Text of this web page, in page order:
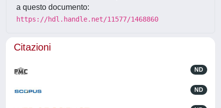
a questo documento:
https://hdl.handle.net/11577/1468860
Citazioni
ND
ND